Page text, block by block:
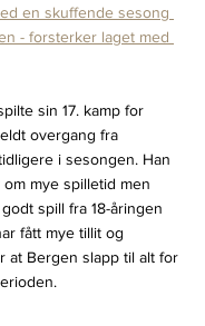
en skuffende sesong
- forsterker laget med
sin 17. kamp for
overgang fra
i sesongen. Han
mye spilletid men
spill fra 18-åringen
fått mye tillit og
at Bergen slapp til alt for